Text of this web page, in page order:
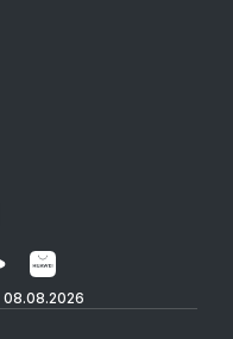
08.08.2026